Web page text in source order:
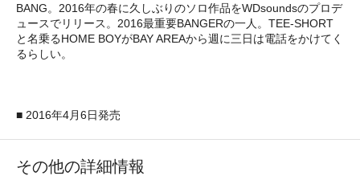
BANG。2016年の春に久しぶりのソロ作品をWDsoundsのプロデ
ュースでリリース。2016最重要BANGERの一人。TEE-SHORT
と名乗るHOME BOYがBAY AREAから週に三日は電話をかけてく
るらしい。
■ 2016年4月6日発売
その他の詳細情報